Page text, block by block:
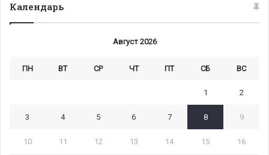
Календарь
Август 2026
ПН ВТ СР ЧТ ПТ СБ ВС
1 2
3 4 5 6 7 8 9
10 11 12 13 14 15 16